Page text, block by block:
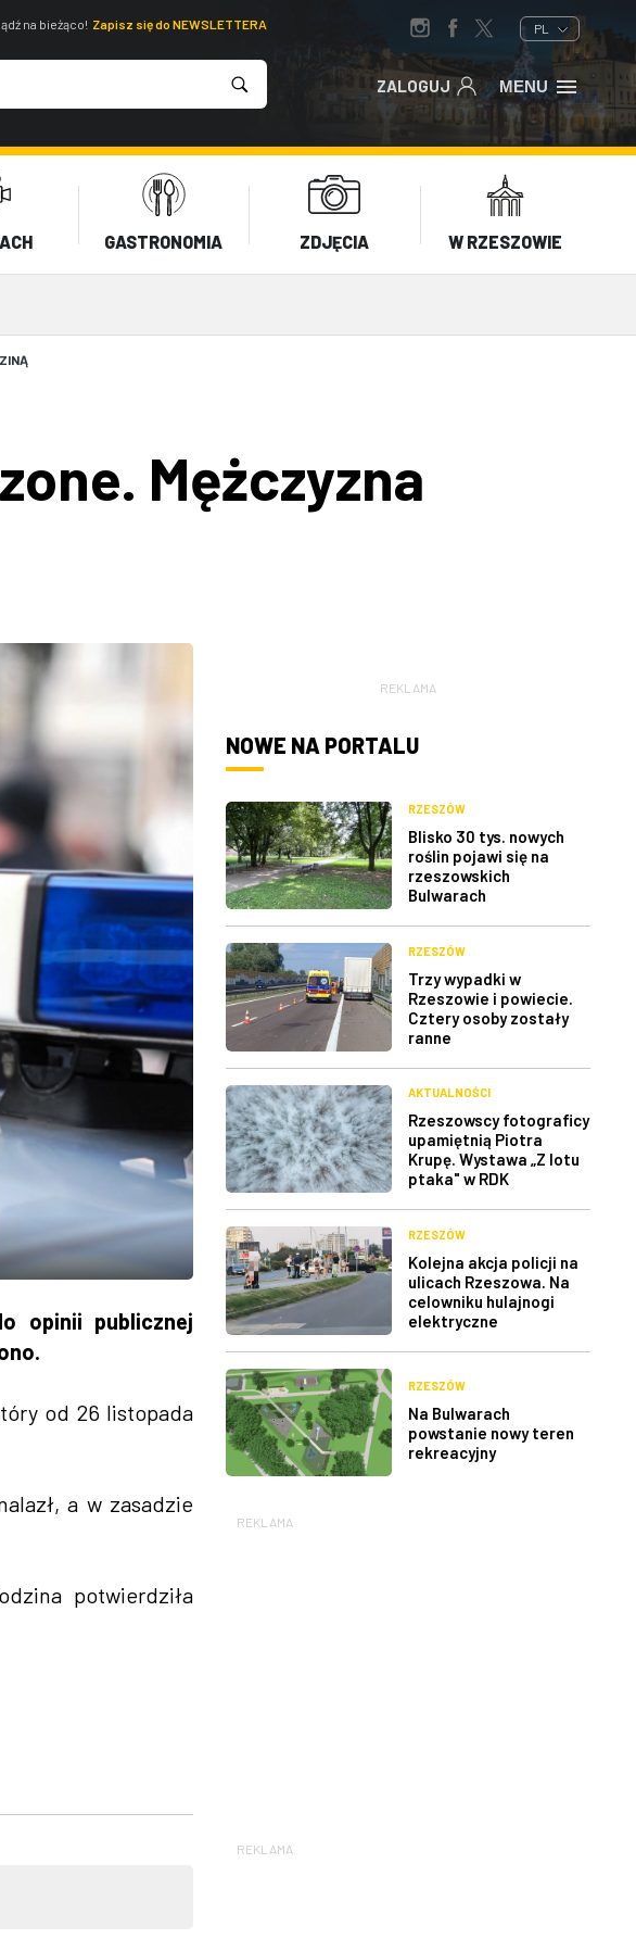
na bieżąco! Zapisz się do NEWSLETTERA PL
ZALOGUJ MENU
GASTRONOMIA ZDJĘCIA W RZESZOWIE
Mężczyzna
opinii publicznej
od 26 listopada
a w zasadzie
potwierdziła
REKLAMA
NOWE NA PORTALU
RZESZÓW
Blisko 30 tys. nowych
roślin pojawi się na
rzeszowskich
Bulwarach
RZESZÓW
Trzy wypadki w
Rzeszowie i powiecie.
Cztery osoby zostały
ranne
AKTUALNOŚCI
Rzeszowscy fotograficy
upamiętnią Piotra
Krupę. Wystawa „Z lotu
ptaka" w RDK
RZESZÓW
Kolejna akcja policji na
ulicach Rzeszowa. Na
celowniku hulajnogi
elektryczne
RZESZÓW
Na Bulwarach
powstanie nowy teren
rekreacyjny
REKLAMA
REKLAMA